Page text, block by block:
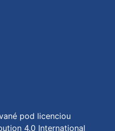
pod licenciou
4.0 International